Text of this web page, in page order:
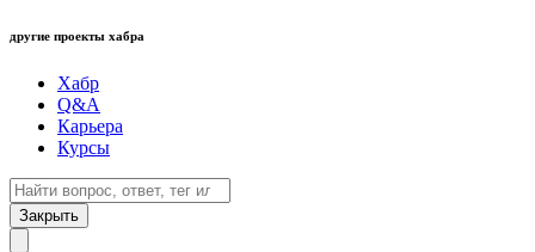
другие проекты хабра
Хабр
Q&A
Карьера
Курсы
Закрыть